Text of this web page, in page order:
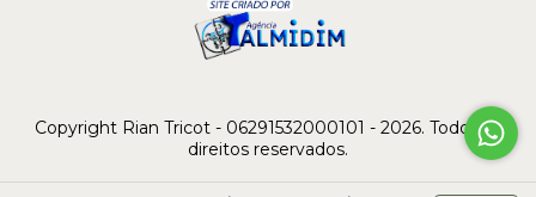
Copyright Rian Tricot - 06291532000101 - 2026. Todos os
direitos reservados.